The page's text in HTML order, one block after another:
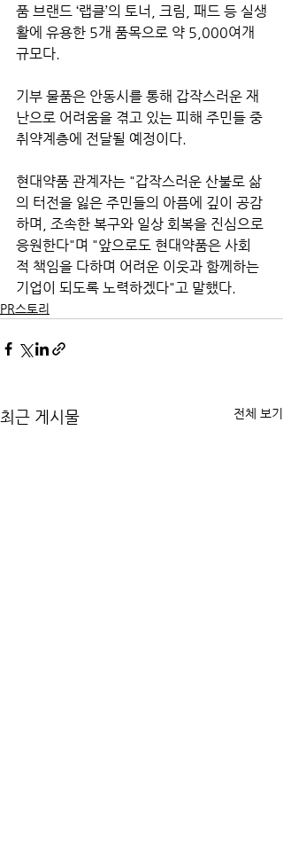
품 브랜드 ‘랩클’의 토너, 크림, 패드 등 실생
활에 유용한 5개 품목으로 약 5,000여개
규모다.
기부 물품은 안동시를 통해 갑작스러운 재
난으로 어려움을 겪고 있는 피해 주민들 중
취약계층에 전달될 예정이다.
현대약품 관계자는 "갑작스러운 산불로 삶
의 터전을 잃은 주민들의 아픔에 깊이 공감
하며, 조속한 복구와 일상 회복을 진심으로
응원한다"며 "앞으로도 현대약품은 사회
적 책임을 다하며 어려운 이웃과 함께하는
기업이 되도록 노력하겠다"고 말했다.
PR스토리
최근 게시물 전체 보기